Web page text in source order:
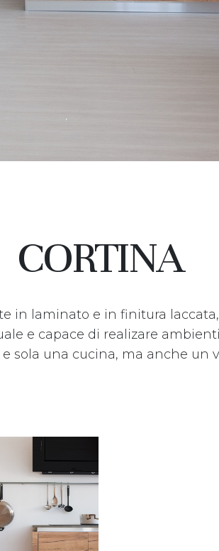
CORTINA
in laminato e in finitura
e capace di realizare
sola una cucina, ma anche un